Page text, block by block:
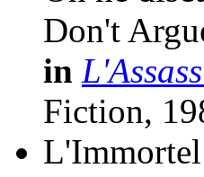
Don't
in
Fiction,
L'Immortel